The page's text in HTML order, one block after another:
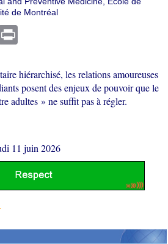
de Montréal
hiérarchisé, les relations amoureuses
posent des enjeux de pouvoir que le
adultes » ne suffit pas à régler.
11 juin 2026